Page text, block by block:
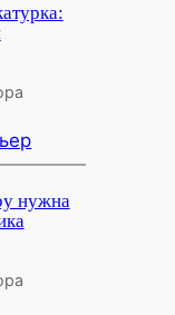
нужна